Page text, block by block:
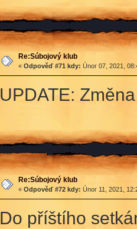
Re:Súbojový klub
« Odpověď #71 kdy: Únor 07, 2021,
UPDATE:
Re:Súbojový klub
« Odpověď #72 kdy: Únor 11, 2021,
Do příštího